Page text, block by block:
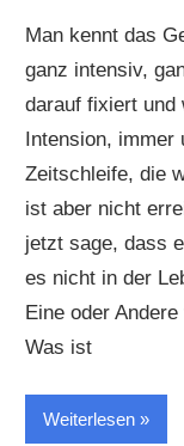
Man kennt das
ganz intensiv,
darauf fixiert und
Intension, immer
Zeitschleife, die
ist aber nicht
jetzt sage, dass
es nicht in der
Eine oder
Was ist
Weiterlesen